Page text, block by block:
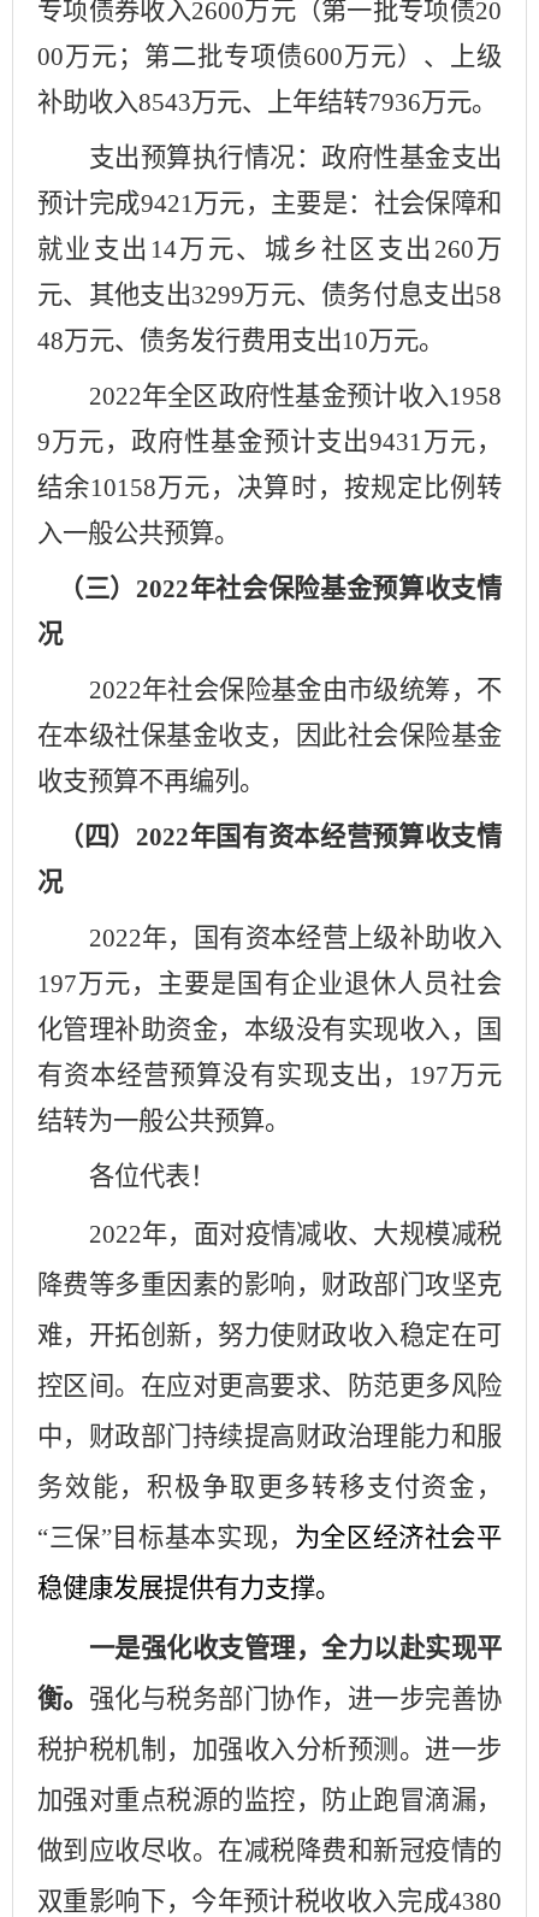
专项债券收入2600万元（第一批专项债20
00万元；第二批专项债600万元）、上级
补助收入8543万元、上年结转7936万元。
支出预算执行情况：政府性基金支出
预计完成9421万元，主要是： 社会保障和
就业支出 14万元、 城乡社区支出 260万
元、 其他支出3299万元、 债务付息支出58
48万元、债务发行费用支出10万元。
2022年全区政府性基金预计收入1958
9万元，政府性基金预计支出9431万元，
结余10158万元，决算时，按规定比例转
入一般公共预算。
（三） 2022年社会保险基金预算收支情
况
2022年社会保险基金由市级统筹，不
在本级社保基金收支，因此社会保险基金
收支预算不再编列。
（四） 2022年国有资本经营预算收支情
况
2022年，国有资本经营上级补助收入
197万元，主要是国有企业退休人员社会
化管理补助资金，本级没有实现收入，国
有资本经营预算没有实现支出 ， 197万元
结转为一般公共预算。
各位代表！
2022年，面对疫情减收、大规模减税
降费等多重因素的影响，财政部门攻坚克
难，开拓创新，努力使财政收入稳定在可
控区间。在应对更高要求、防范更多风险
中，财政部门持续提高财政治理能力和服
务效能，积极争取更多转移支付资金，
“三保”目标基本实现， 为全区经济社会平
稳健康发展提供有力支撑。
一是强化收支管理，全力以赴实现平
衡。 强化与税务部门协作，进一步完善协
税护税机制，加强收入分析预测。进一步
加强对重点税源的监控，防止跑冒滴漏，
做到应收尽收。在减税降费和新冠疫情的
双重影响下，今年预计税收收入完成4380